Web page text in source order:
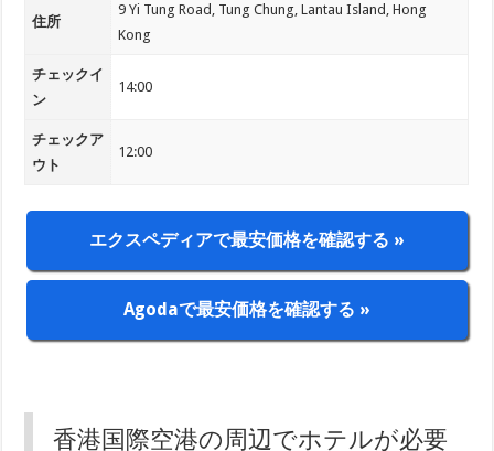
住所
9 Yi Tung Road, Tung Chung, Lantau Island, Hong
Kong
チェックイ
ン
14:00
チェックア
ウト
12:00
エクスペディアで最安価格を確認する »
Agodaで最安価格を確認する »
香港国際空港の周辺でホテルが必要